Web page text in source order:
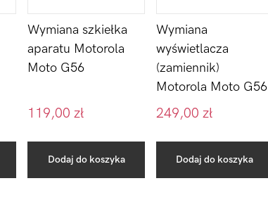
Wymiana szkiełka
aparatu Motorola
Moto G56
119,00zł
Dodaj do koszyka
Wymiana
wyświetlacza
(zamiennik)
Motorola Moto G56
249,00 zł
Dodaj do koszyka